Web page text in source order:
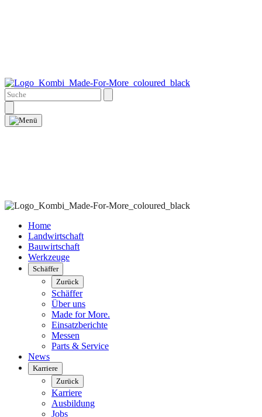
Home
Landwirtschaft
Bauwirtschaft
Werkzeuge
Schäffer
Zurück
Schäffer
Über uns
Made for More.
Einsatzberichte
Messen
Parts & Service
News
Karriere
Zurück
Karriere
Ausbildung
Jobs